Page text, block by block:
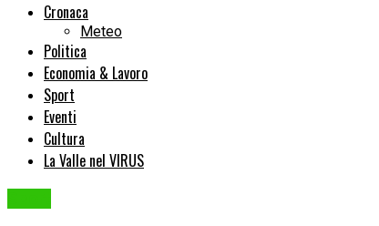
Cronaca
Meteo
Politica
Economia & Lavoro
Sport
Eventi
Cultura
La Valle nel VIRUS